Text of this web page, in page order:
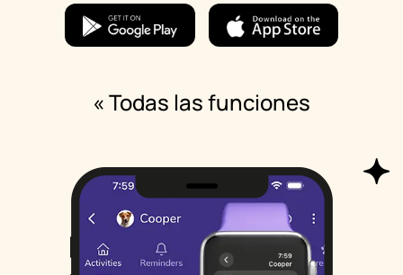
« Todas las funciones